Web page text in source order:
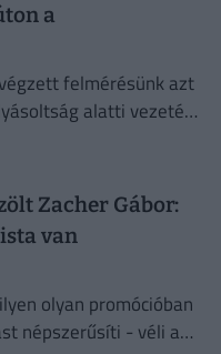
a
felmérésünk azt
alatti vezetés
Zacher Gábor:
van
olyan promócióban
népszerűsíti - véli a